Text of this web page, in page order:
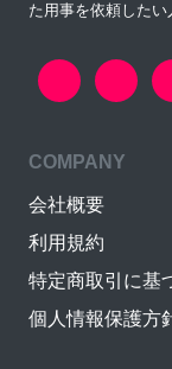
た用事を依頼したい
COMPANY
会社概要
利用規約
特定商取引に基
個人情報保護方